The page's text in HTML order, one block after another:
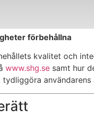
förbehållna
kvalitet och
www.shg.se samt hur
användarens